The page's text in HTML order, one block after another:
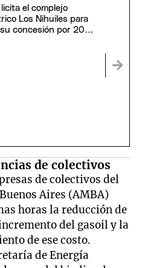
el complejo
Los Nihuiles para
concesión por 20
de colectivos
de colectivos del
Aires (AMBA)
horas la reducción de
del gasoil y la
de ese costo.
de Energía